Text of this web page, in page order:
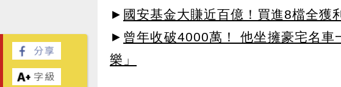
► 國安基金大賺近百億！買進8檔全獲
► 曾年收破4000萬！ 他坐擁豪宅名車
樂」